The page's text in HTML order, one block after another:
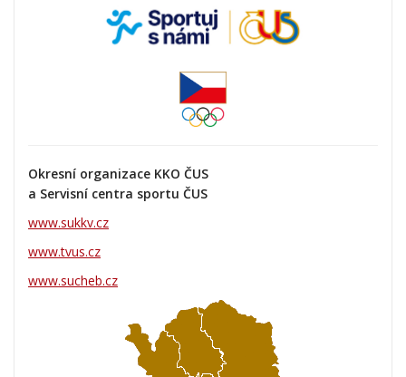
Okresní organizace KKO ČUS
a Servisní centra sportu ČUS
www.sukkv.cz
www.tvus.cz
www.sucheb.cz